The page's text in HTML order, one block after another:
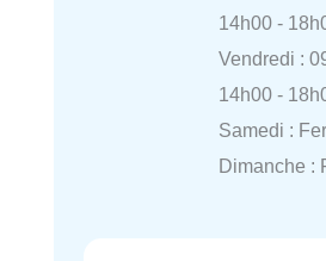
14h00 -
Vendredi :
14h00 -
Samedi :
Dimanche :